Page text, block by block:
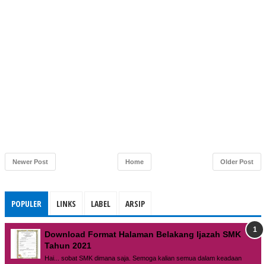
Newer Post Older Post
Home
POPULER LINKS LABEL ARSIP
Download Format Halaman Belakang Ijazah SMK
Tahun 2021
Hai... sobat SMK dimana saja. Semoga kalian semua dalam keadaan